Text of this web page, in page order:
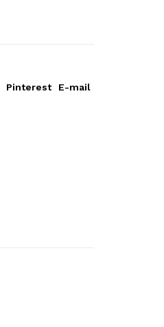
Pinterest E-mail